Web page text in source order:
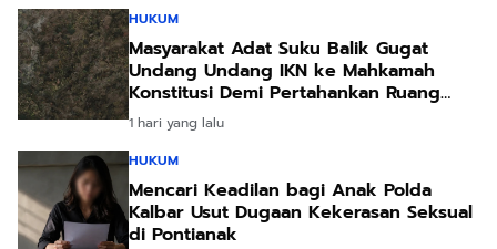
HUKUM
Masyarakat Adat Suku Balik Gugat
Undang Undang IKN ke Mahkamah
Konstitusi Demi Pertahankan Ruang
Hidup Leluhur
1 hari yang lalu
HUKUM
Mencari Keadilan bagi Anak Polda
Kalbar Usut Dugaan Kekerasan Seksual
di Pontianak